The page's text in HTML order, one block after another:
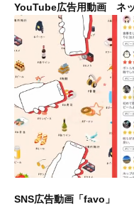
YouTube広告用動画 ネッ
SNS広告動画「favo」